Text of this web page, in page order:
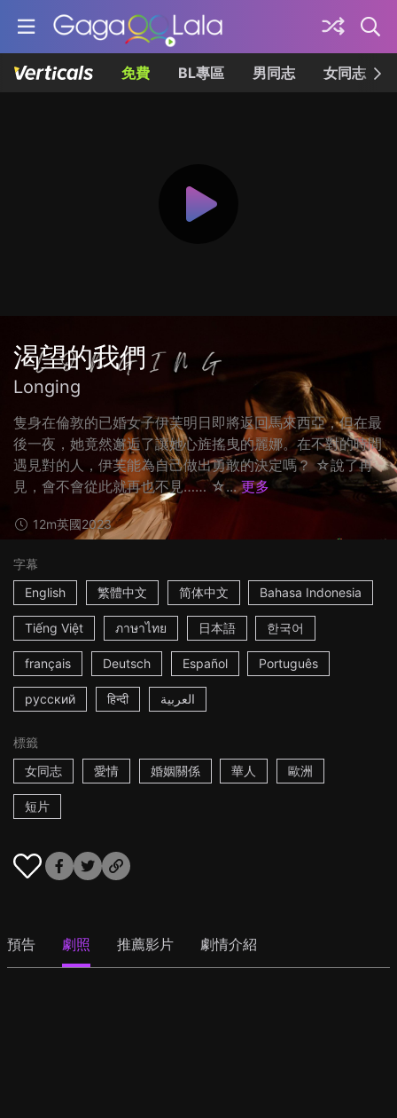
免費 BL專區 男同志 女同志
渴望的我們
Longing
隻身在倫敦的已婚女子伊芙明日即將返回馬來西亞，但在最
後一夜，她竟然邂逅了讓她心旌搖曳的麗娜。在不對的時間
遇見對的人，伊芙能為自己做出勇敢的決定嗎？ ☆說了再
見，會不會從此就再也不見…… ☆... 更多
12m英國2023
字幕
English
繁體中文 简体中文 Bahasa Indonesia
Tiếng Việt ภาษาไทย 日本語 한국어
français Deutsch Español Português
русский हिन्दी العربية
標籤
女同志
愛情 婚姻關係 華人 歐洲
短片
預告 劇照 推薦影片 劇情介紹